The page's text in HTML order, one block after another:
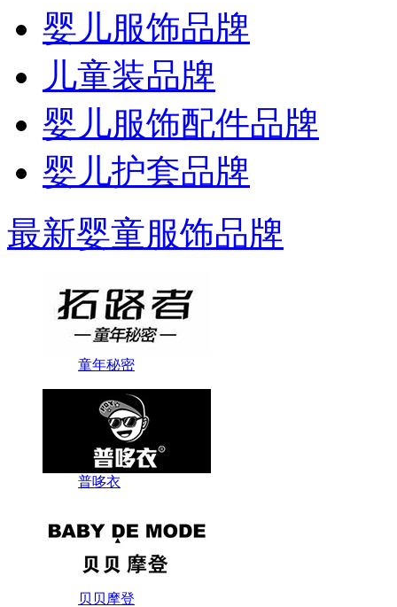
婴儿服饰品牌
儿童装品牌
婴儿服饰配件品牌
婴儿护套品牌
最新婴童服饰品牌
童年秘密
普哆衣
贝贝摩登